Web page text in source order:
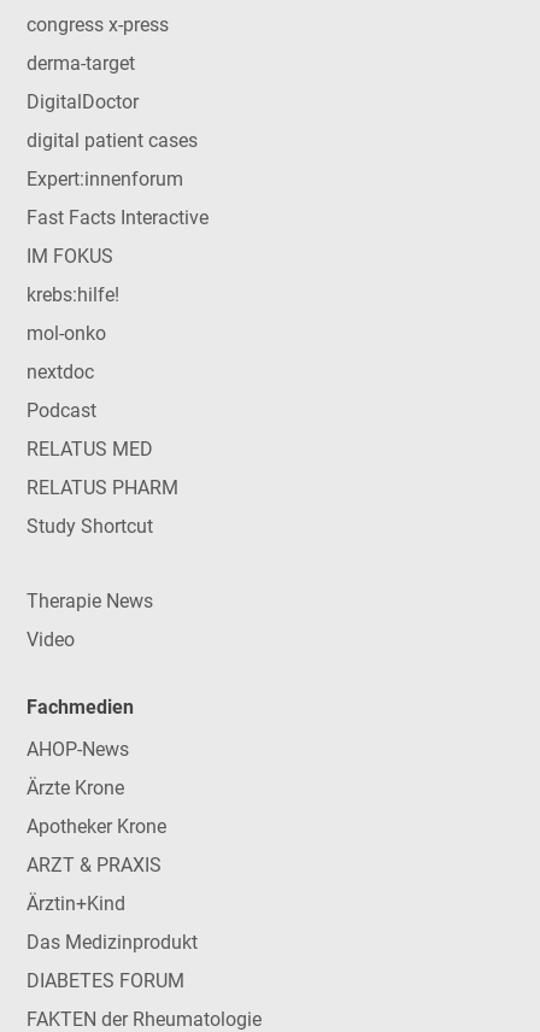
congress x-press
derma-target
DigitalDoctor
digital patient cases
Expert:innenforum
Fast Facts Interactive
IM FOKUS
krebs:hilfe!
mol-onko
nextdoc
Podcast
RELATUS MED
RELATUS PHARM
Study Shortcut
Therapie News
Video
Fachmedien
AHOP-News
Ärzte Krone
Apotheker Krone
ARZT & PRAXIS
Ärztin+Kind
Das Medizinprodukt
DIABETES FORUM
FAKTEN der Rheumatologie